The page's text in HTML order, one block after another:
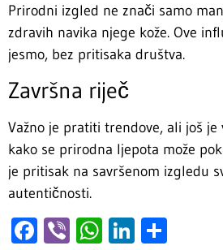
Prirodni izgled ne znači samo
zdravih navika njege kože. Ove
jesmo, bez pritisaka društva.
Završna riječ
Važno je pratiti trendove, ali još
kako se prirodna ljepota može
je pritisak na savršenom izgledu
autentičnosti.
Facebook
ViberWhatsApp
LinkedIn